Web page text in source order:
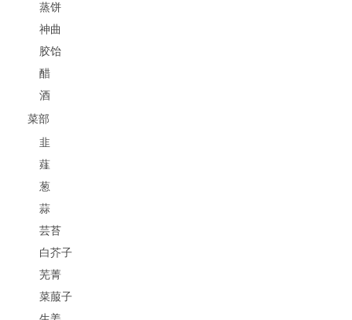
蒸饼
神曲
胶饴
醋
酒
菜部
韭
薤
葱
蒜
芸苔
白芥子
芜菁
菜菔子